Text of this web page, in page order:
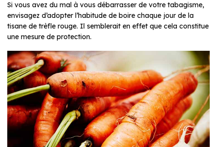
Si vous avez du mal à vous débarrasser de votre tabagisme,
envisagez d’adopter l’habitude de boire chaque jour de la
tisane de trèfle rouge. Il semblerait en effet que cela constitue
une mesure de protection.